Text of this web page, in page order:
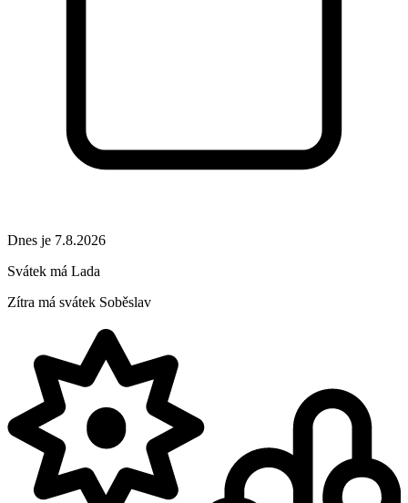
Dnes je 7.8.2026
Svátek má Lada
Zítra má svátek Soběslav